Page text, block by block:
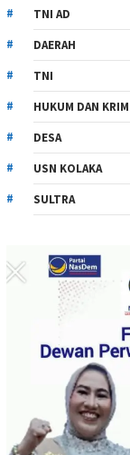
TNI AD
DAERAH
TNI
HUKUM DAN
DESA
USN KOLAKA
SULTRA